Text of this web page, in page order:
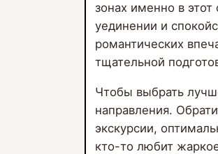
зонах именно в
уединении и
романтических
тщательной
Чтобы выбрать
направления.
экскурсии,
кто-то любит